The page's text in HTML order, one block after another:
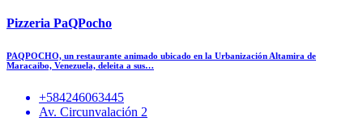
Pizzeria PaQPocho
PAQPOCHO, un restaurante animado ubicado en la Urbanización Altamira de
Maracaibo, Venezuela, deleita a sus…
+584246063445
Av. Circunvalación 2